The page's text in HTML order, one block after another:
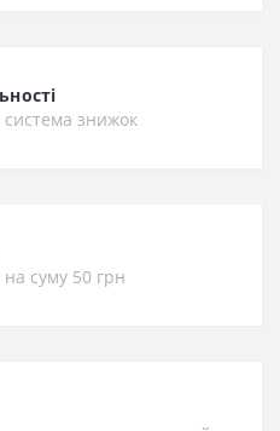
знижок
на суму 50 грн